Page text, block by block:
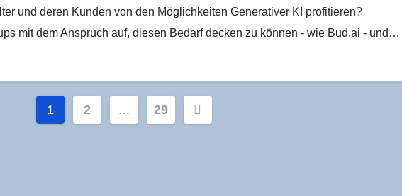
und deren Kunden von den Möglichkeiten Generativer KI profitieren?
mit dem Anspruch auf, diesen Bedarf decken zu können - wie Bud.ai - und…
Seitennummerierung
der
1 2 … 29